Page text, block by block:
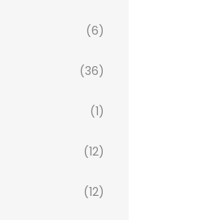
(6)
(36)
(1)
(12)
(12)